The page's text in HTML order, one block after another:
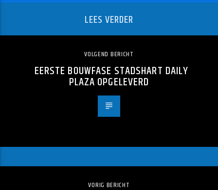
LEES VERDER
VOLGEND BERICHT
EERSTE BOUWFASE STADSHART DAILY
PLAZA OPGELEVERD
VORIG BERICHT